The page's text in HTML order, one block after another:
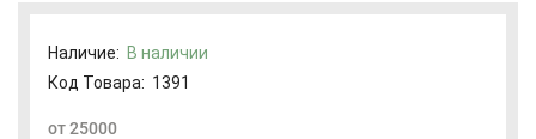
Наличие: В наличии
Код Товара: 1391
от 25000